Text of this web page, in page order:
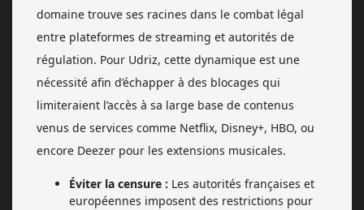
domaine trouve ses racines dans le combat légal
entre plateformes de streaming et autorités de
régulation. Pour Udriz, cette dynamique est une
nécessité afin d’échapper à des blocages qui
limiteraient l’accès à sa large base de contenus
venus de services comme Netflix, Disney+, HBO, ou
encore Deezer pour les extensions musicales.
Éviter la censure : Les autorités françaises et
européennes imposent des restrictions pour